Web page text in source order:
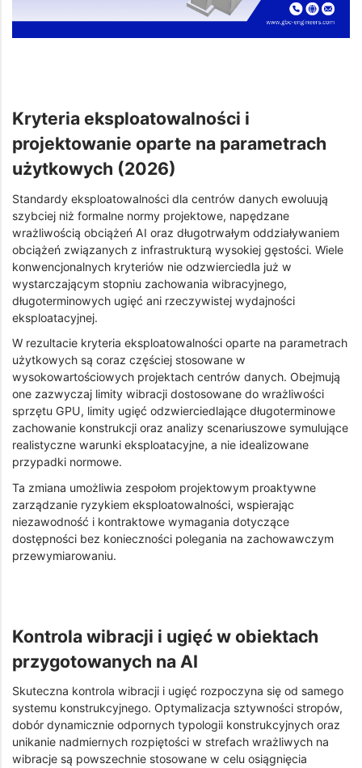
Kryteria eksploatowalności i
projektowanie oparte na parametrach
użytkowych (2026)
Standardy eksploatowalności dla centrów danych ewoluują
szybciej niż formalne normy projektowe, napędzane
wrażliwością obciążeń AI oraz długotrwałym oddziaływaniem
obciążeń związanych z infrastrukturą wysokiej gęstości. Wiele
konwencjonalnych kryteriów nie odzwierciedla już w
wystarczającym stopniu zachowania wibracyjnego,
długoterminowych ugięć ani rzeczywistej wydajności
eksploatacyjnej.
W rezultacie kryteria eksploatowalności oparte na parametrach
użytkowych są coraz częściej stosowane w
wysokowartościowych projektach centrów danych. Obejmują
one zazwyczaj limity wibracji dostosowane do wrażliwości
sprzętu GPU, limity ugięć odzwierciedlające długoterminowe
zachowanie konstrukcji oraz analizy scenariuszowe symulujące
realistyczne warunki eksploatacyjne, a nie idealizowane
przypadki normowe.
Ta zmiana umożliwia zespołom projektowym proaktywne
zarządzanie ryzykiem eksploatowalności, wspierając
niezawodność i kontraktowe wymagania dotyczące
dostępności bez konieczności polegania na zachowawczym
przewymiarowaniu.
Kontrola wibracji i ugięć w obiektach
przygotowanych na AI
Skuteczna kontrola wibracji i ugięć rozpoczyna się od samego
systemu konstrukcyjnego. Optymalizacja sztywności stropów,
dobór dynamicznie odpornych typologii konstrukcyjnych oraz
unikanie nadmiernych rozpiętości w strefach wrażliwych na
wibracje są powszechnie stosowane w celu osiągnięcia